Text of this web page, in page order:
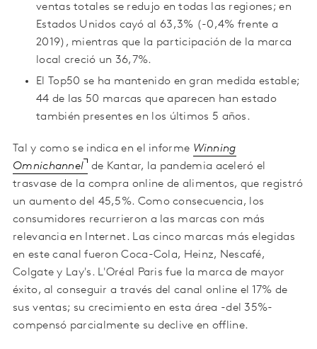
ventas totales se redujo en todas las regiones; en
Estados Unidos cayó al 63,3% (-0,4% frente a
2019), mientras que la participación de la marca
local creció un 36,7%.
El Top50 se ha mantenido en gran medida estable;
44 de las 50 marcas que aparecen han estado
también presentes en los últimos 5 años.
Tal y como se indica en el informe Winning
Omnichannel
de Kantar, la pandemia aceleró el
trasvase de la compra online de alimentos, que registró
un aumento del 45,5%. Como consecuencia, los
consumidores recurrieron a las marcas con más
relevancia en Internet. Las cinco marcas más elegidas
en este canal fueron Coca-Cola, Heinz, Nescafé,
Colgate y Lay's. L'Oréal Paris fue la marca de mayor
éxito, al conseguir a través del canal online el 17% de
sus ventas; su crecimiento en esta área -del 35%-
compensó parcialmente su declive en offline.